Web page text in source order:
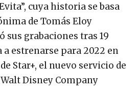
cuya historia se basa
de Tomás Eloy
sus grabaciones tras 19
a estrenarse para 2022 en
Star+, el nuevo servicio de
Disney Company